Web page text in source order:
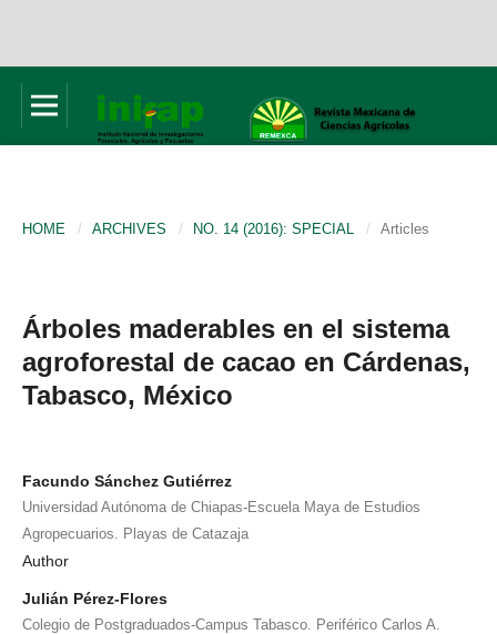
HOME / ARCHIVES / NO. 14 (2016): SPECIAL / Articles
Árboles maderables en el sistema
agroforestal de cacao en Cárdenas,
Tabasco, México
Facundo Sánchez Gutiérrez
Universidad Autónoma de Chiapas-Escuela Maya de Estudios
Agropecuarios. Playas de Catazaja
Author
Julián Pérez-Flores
Colegio de Postgraduados-Campus Tabasco. Periférico Carlos A.